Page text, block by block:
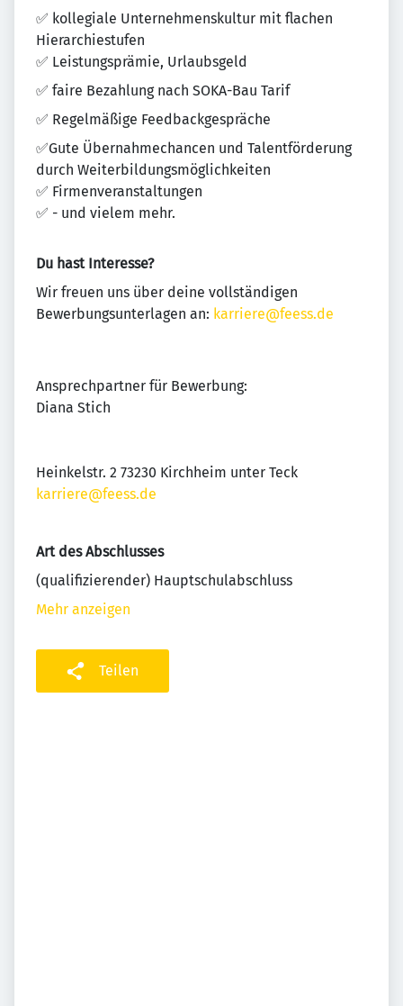
✅ kollegiale Unternehmenskultur mit flachen
Hierarchiestufen
✅ Leistungsprämie, Urlaubsgeld
✅ faire Bezahlung nach SOKA-Bau Tarif
✅ Regelmäßige Feedbackgespräche
✅Gute Übernahmechancen und Talentförderung
durch Weiterbildungsmöglichkeiten
✅ Firmenveranstaltungen
✅ - und vielem mehr.
Du hast Interesse?
Wir freuen uns über deine vollständigen
Bewerbungsunterlagen an: karriere@feess.de
Ansprechpartner für Bewerbung:
Diana Stich
Heinkelstr. 2 73230 Kirchheim unter Teck
karriere@feess.de
Art des Abschlusses
(qualifizierender) Hauptschulabschluss
Mehr anzeigen
Teilen